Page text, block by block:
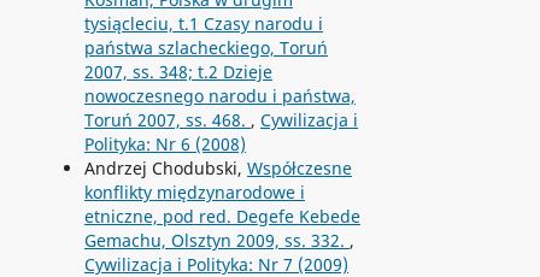
tysiącleciu, t.1 Czasy narodu i
państwa szlacheckiego, Toruń
2007, ss. 348; t.2 Dzieje
nowoczesnego narodu i państwa,
Toruń 2007, ss. 468. , Cywilizacja i
Polityka: Nr 6 (2008)
Andrzej Chodubski, Współczesne
konflikty międzynarodowe i
etniczne, pod red. Degefe Kebede
Gemachu, Olsztyn 2009, ss. 332. ,
Cywilizacja i Polityka: Nr 7 (2009)